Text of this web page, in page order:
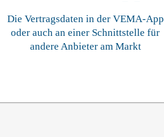
Die Vertragsdaten in der VEMA-App
oder auch an einer Schnittstelle für
andere Anbieter am Markt